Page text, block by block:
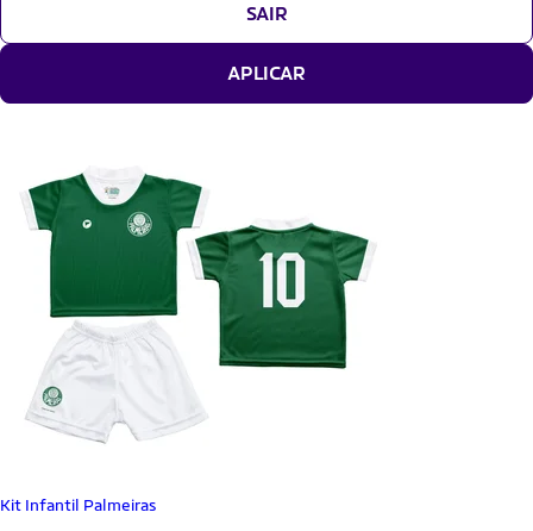
SAIR
APLICAR
Kit Infantil Palmeiras